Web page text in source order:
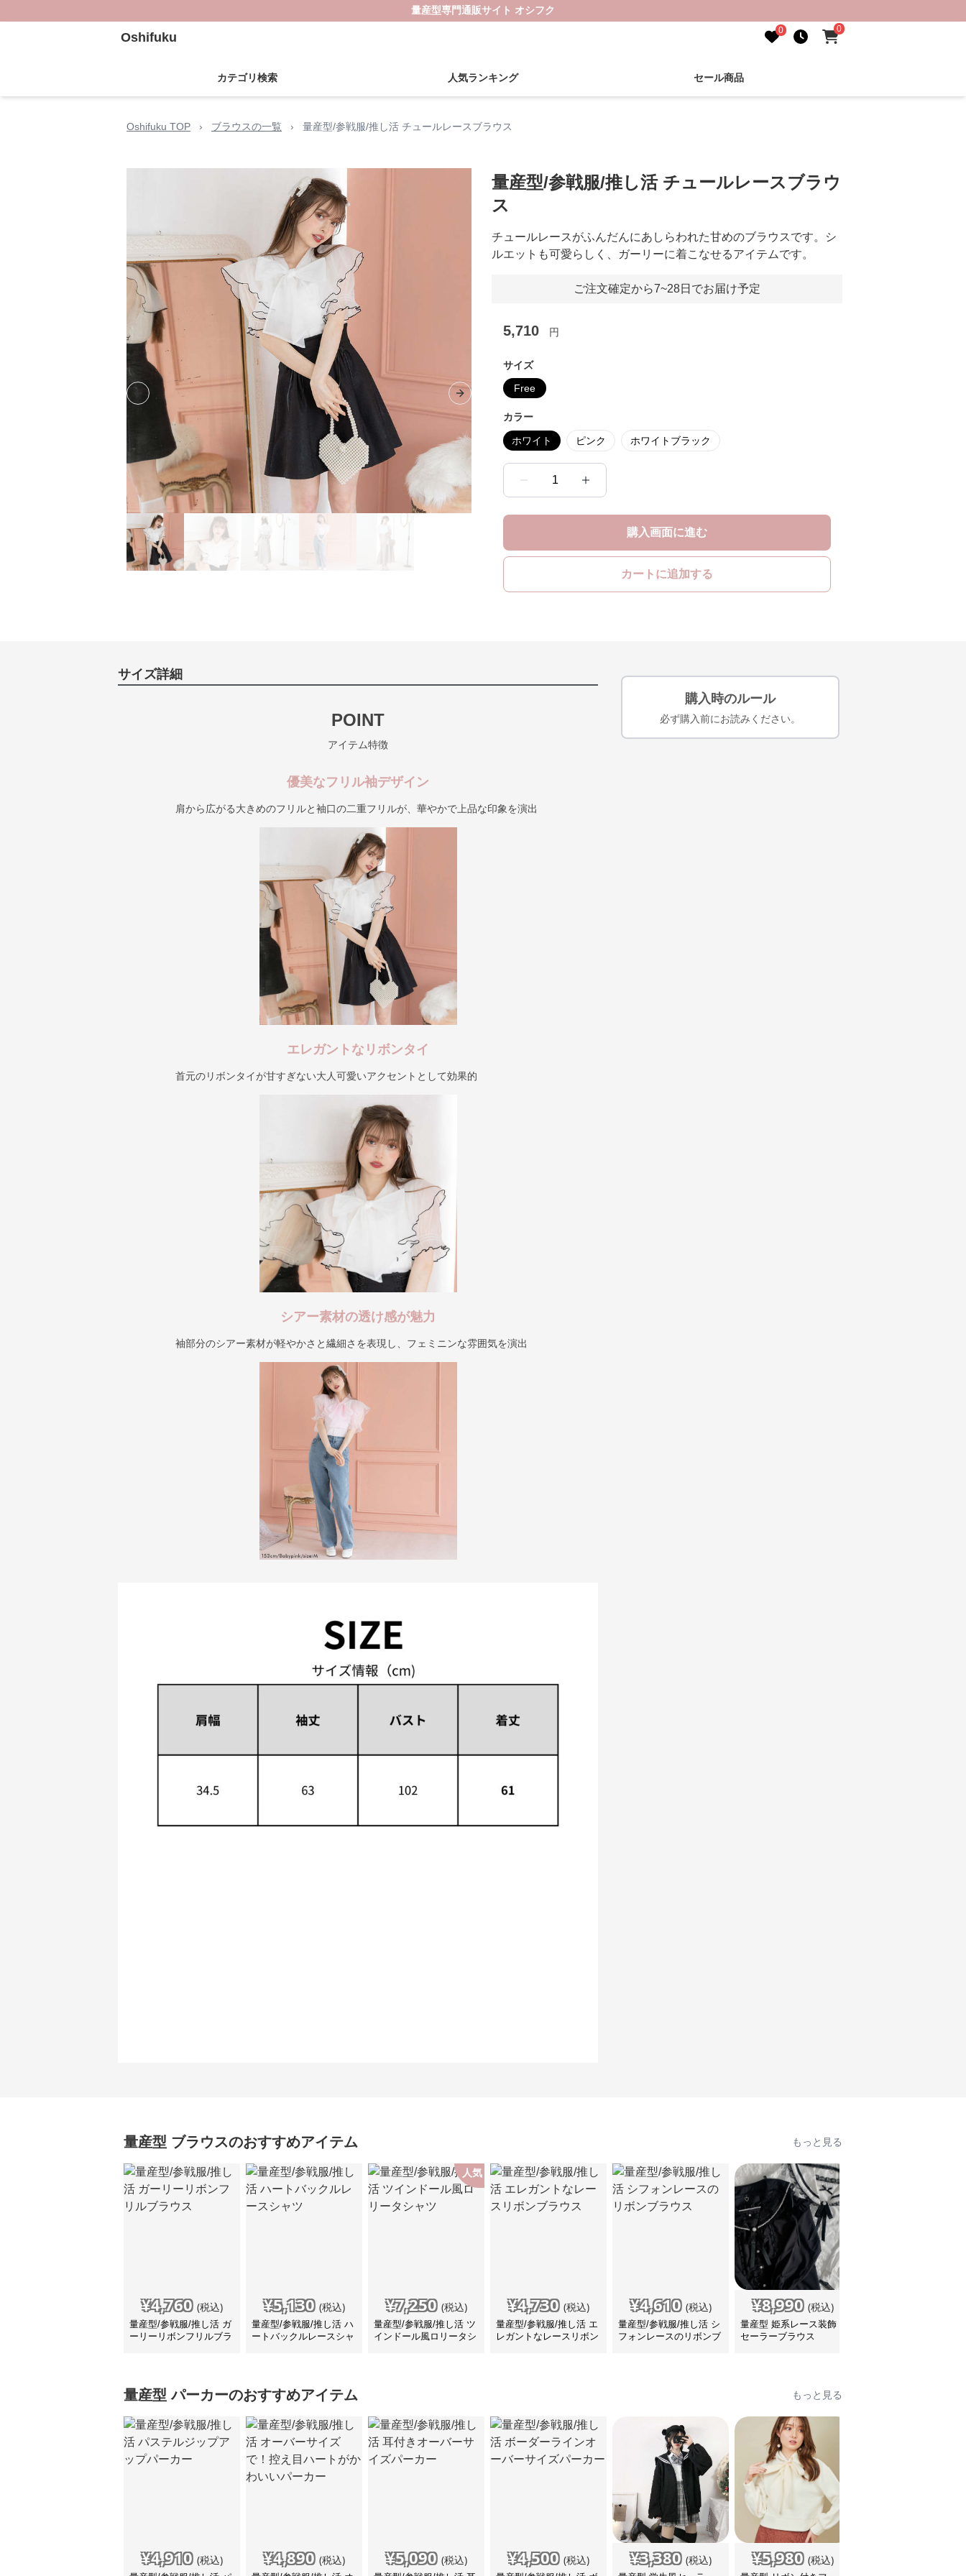
量産型専門通販サイト オシフク
Oshifuku 0 0
カテゴリ検索 人気ランキング セール商品
Oshifuku TOP › ブラウスの一覧 › 量産型/参戦服/推し活 チュールレースブラウス
Previous slide Next slide
量産型/参戦服/推し活 チュールレースブラウ
ス
チュールレースがふんだんにあしらわれた甘めのブラウスです。シ
ルエットも可愛らしく、ガーリーに着こなせるアイテムです。
ご注文確定から7~28日でお届け予定
5,710 円
サイズ
Free
カラー
ホワイト ピンク ホワイトブラック
1
購入画面に進む
カートに追加する
サイズ詳細
POINT
アイテム特徴
優美なフリル袖デザイン
肩から広がる大きめのフリルと袖口の二重フリルが、華やかで上品な印象を演出
エレガントなリボンタイ
首元のリボンタイが甘すぎない大人可愛いアクセントとして効果的
シアー素材の透け感が魅力
袖部分のシアー素材が軽やかさと繊細さを表現し、フェミニンな雰囲気を演出
購入時のルール
必ず購入前にお読みください。
量産型 ブラウスのおすすめアイテム もっと見る
¥4,760 (税込)
量産型/参戦服/推し活 ガ
ーリーリボンフリルブラ
¥5,130 (税込)
量産型/参戦服/推し活 ハ
ートバックルレースシャ
人気
¥7,250 (税込)
量産型/参戦服/推し活 ツ
インドール風ロリータシ
¥4,730 (税込)
量産型/参戦服/推し活 エ
レガントなレースリボン
¥4,610 (税込)
量産型/参戦服/推し活 シ
フォンレースのリボンブ
¥8,990 (税込)
量産型 姫系レース装飾
セーラーブラウス
量産型 パーカーのおすすめアイテム もっと見る
¥4,910 (税込) ¥4,890 (税込) ¥5,090 (税込) ¥4,500 (税込) ¥3,380 (税込) ¥5,980 (税込)